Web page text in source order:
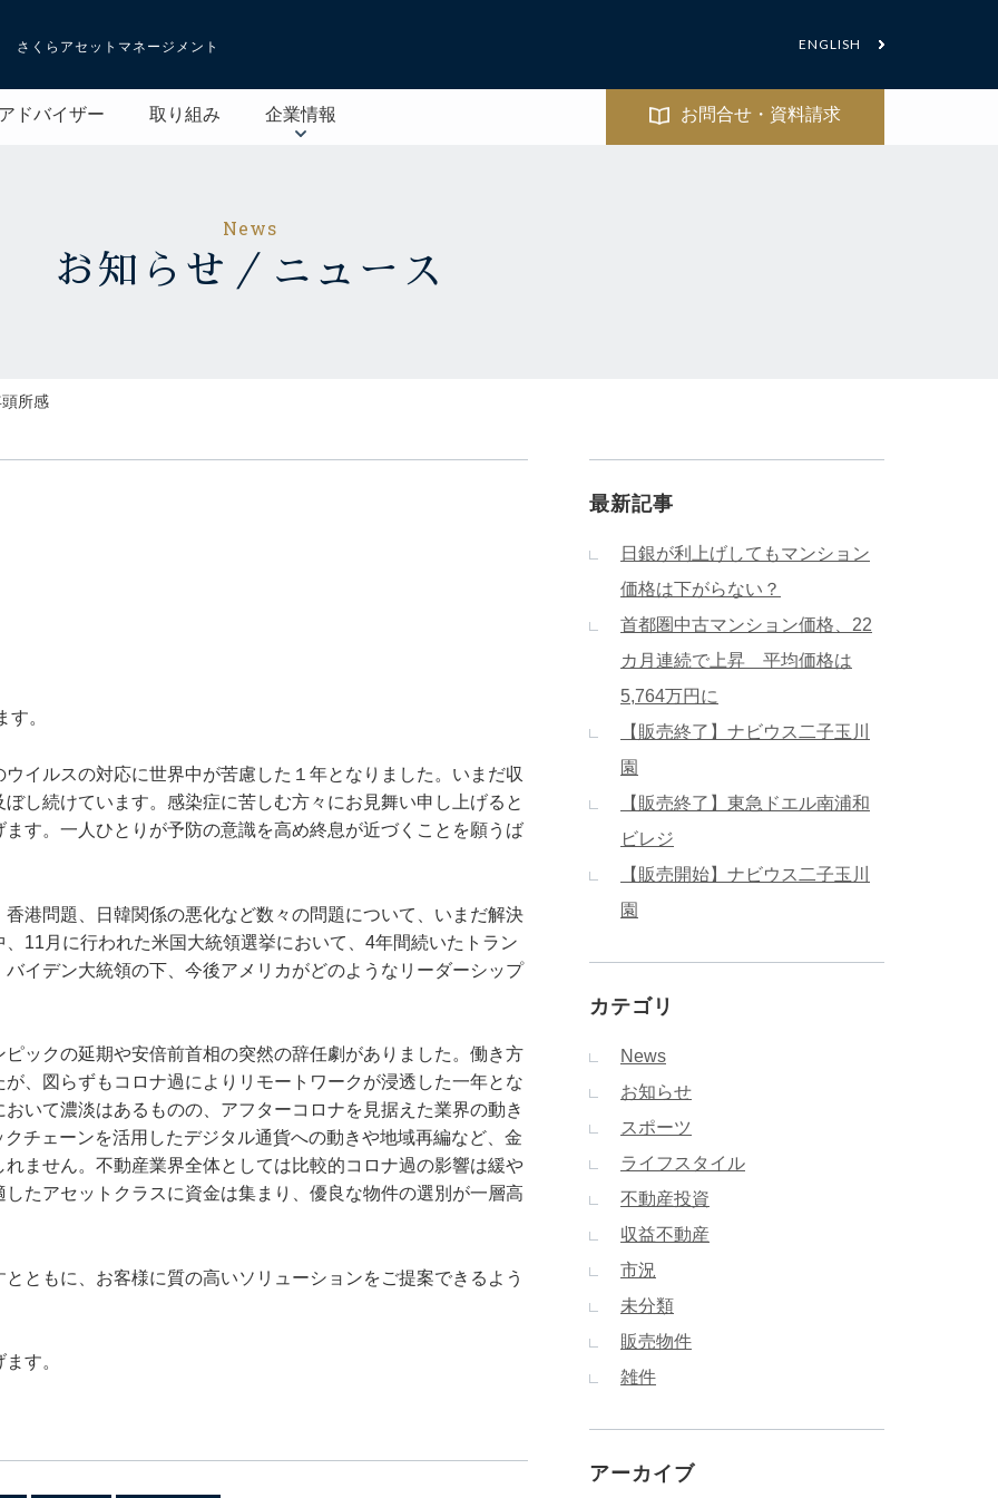
さくらアセットマネージメント ENGLISH
ドバイザー 取り組み 企業情報 お問合せ・資料請求
News
お知らせ／ニュース
所感
。
イルスの対応に世界中が苦慮した１年となりました。いまだ収
し続けています。感染症に苦しむ方々にお見舞い申し上げると
す。一人ひとりが予防の意識を高め終息が近づくことを願うば
港問題、日韓関係の悪化など数々の問題について、いまだ解決
11月に行われた米国大統領選挙において、4年間続いたトラン
イデン大統領の下、今後アメリカがどのようなリーダーシップ
ックの延期や安倍前首相の突然の辞任劇がありました。働き方
、図らずもコロナ過によりリモートワークが浸透した一年とな
いて濃淡はあるものの、アフターコロナを見据えた業界の動き
チェーンを活用したデジタル通貨への動きや地域再編など、金
ません。不動産業界全体としては比較的コロナ過の影響は緩や
たアセットクラスに資金は集まり、優良な物件の選別が一層高
もに、お客様に質の高いソリューションをご提案できるよう
す。
最新記事
日銀が利上げしてもマンション
価格は下がらない？
首都圏中古マンション価格、22
カ月連続で上昇 平均価格は
5,764万円に
【販売終了】ナビウス二子玉川
園
【販売終了】東急ドエル南浦和
ビレジ
【販売開始】ナビウス二子玉川
園
カテゴリ
News
お知らせ
スポーツ
ライフスタイル
不動産投資
収益不動産
市況
未分類
販売物件
雑件
アーカイブ